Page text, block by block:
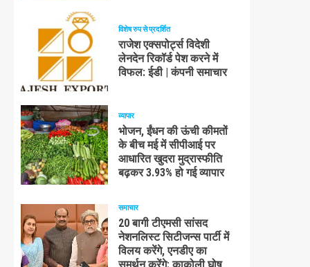
विशेष रुप से प्रदर्शित
राजेश एक्सपोर्ट्स विदेशी
लेनदेन रिकॉर्ड पेश करने में
विफल: ईडी | कंपनी समाचार
व्यापार
भोजन, ईंधन की ऊंची कीमतों
के बीच मई में सीपीआई पर
आधारित खुदरा मुद्रास्फीति
बढ़कर 3.93% हो गई व्यापार
समाचार
20 बागी टीएमसी सांसद
नेशनलिस्ट सिटीजन्स पार्टी में
विलय करेंगे, एनडीए का